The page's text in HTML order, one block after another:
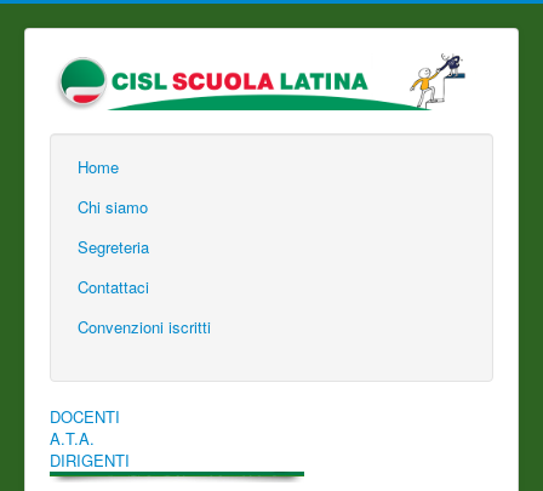
Home
Chi siamo
Segreteria
Contattaci
Convenzioni iscritti
DOCENTI
A.T.A.
DIRIGENTI